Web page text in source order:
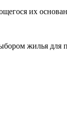
их
жилья для